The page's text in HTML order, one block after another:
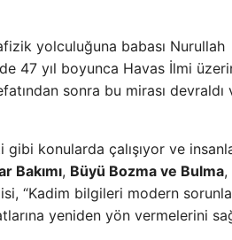
yolculuğuna babası Nurullah
47 yıl boyunca Havas İlmi
sonra bu mirası devraldı
konularda çalışıyor ve
Bakımı, Büyü Bozma ve Bulma,
“Kadim bilgileri modern
yeniden yön vermelerini